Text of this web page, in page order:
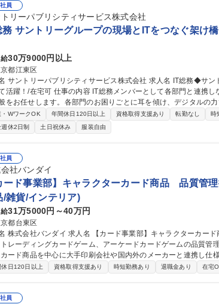
員
リーパブリシティサービス株式会社
務 サントリーグループの現場とITをつなぐ架け
給30万9000円以上
都江東区
リーパブリシティサービス株式会社 求人名 IT総務◆サントリーグループの現場とITをつなぐ架け橋
内容 IT総務メンバーとして各部門と連携しながら、IT環境・職場環境の整備や総務業
をお任せします。各部門のお困りごとに耳を傾け、デジタルの
化ツールの導入・運用
器・ツール資産管理、利用者サポート ■営業拠点・本社のITイン
備・備品管理等） ■営業拠点の新規立ち上げ・撤退対応 ■PMと
化（社員教育、セキュリティツール管理・運用） 募集職種 IT総務◆サントリーグループの現場とITを
架け橋として活躍！/在宅可
・WワークOK 年間休日120日以上 資格取得支援あり 転勤なし 時
週休2日制
土日祝休み 服装自由
員
社バンダイ
ード事業部】キャラクターカード商品 品質管
/雑貨/インテリア)
給31万5000円～40万円
都台東区
求人名 【カード事業部】キャラクターカード商品 品質管理担当★シェア拡大中 仕事の
レーディングカードゲーム、アーケードカードゲームの品質管理を担当いた
ード商品を中心に大手印刷会社や国内外のメーカーと連携し仕
向上に向けた各種取組み 募集職種 【カード事業部】キャラクターカード商品 品質管理担当★シェア
休日120日以上 資格取得支援あり 時短勤務あり 退職金あり 在宅
員